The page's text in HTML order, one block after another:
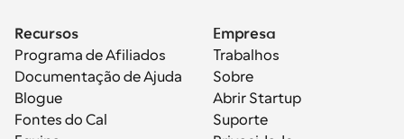
Recursos
Programa de Afiliados
Documentação de Ajuda
Blogue
Fontes do Cal
Empresa
Trabalhos
Sobre
Abrir Startup
Suporte